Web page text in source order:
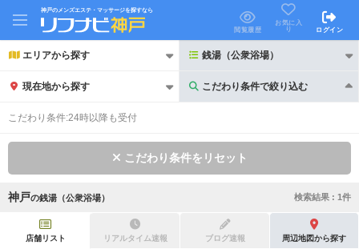
神戸のメンズエステ・マッサージを探すなら
閲覧履歴
お気に入
り
ログイン
エリアから探す 銭湯（公衆浴場）
現在地から探す こだわり条件で絞り込む
こだわり条件で絞り込む
初回割引あり リピーター割引あり
こだわり条件:24時以降も受付
こだわり条件をリセット
神戸の銭湯（公衆浴場） 検索結果 : 1件
店舗リスト リアルタイム速報 ブログ速報 周辺地図から探す